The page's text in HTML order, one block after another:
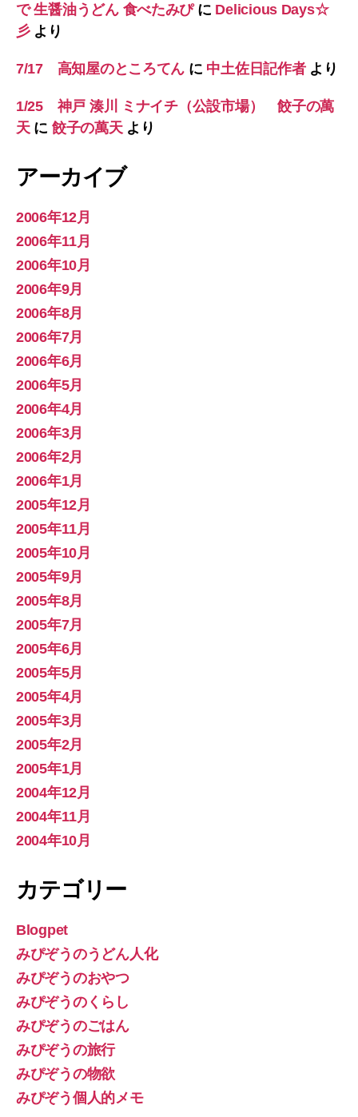
で 生醤油うどん 食べたみぴに Delicious Days☆
彡より
7/17 高知屋のところてん に 中土佐日記作者より
1/25 神戸 湊川 ミナイチ（公設市場） 餃子の萬
天に 餃子の萬天より
アーカイブ
2006年12月
2006年11月
2006年10月
2006年9月
2006年8月
2006年7月
2006年6月
2006年5月
2006年4月
2006年3月
2006年2月
2006年1月
2005年12月
2005年11月
2005年10月
2005年9月
2005年8月
2005年7月
2005年6月
2005年5月
2005年4月
2005年3月
2005年2月
2005年1月
2004年12月
2004年11月
2004年10月
カテゴリー
Blogpet
みぴぞうのうどん人化
みぴぞうのおやつ
みぴぞうのくらし
みぴぞうのごはん
みぴぞうの旅行
みぴぞうの物欲
みぴぞう個人的メモ